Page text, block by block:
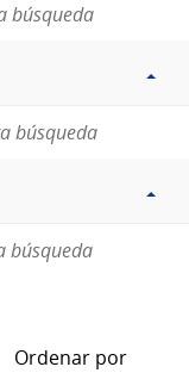
búsqueda
búsqueda
búsqueda
Ordenar por